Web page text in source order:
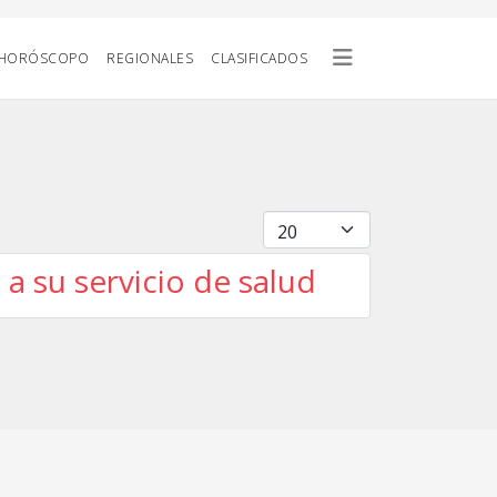
REGIONALES CLASIFICADOS
Cantidad
su servicio de salud